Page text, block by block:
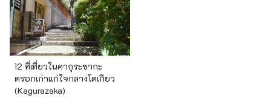
12 ที่เที่ยวในคากุระซากะ
ตรอกเก่าแก่ใจกลางโตเกียว
(Kagurazaka)